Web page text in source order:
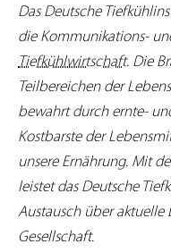
Das Deutsche
die Kommunikations-
Tiefkühlwirtschaft. Die
Teilbereichen der
bewahrt durch ernte-
Kostbarste der
unsere Ernährung. Mit
leistet das Deutsche
Austausch über
Gesellschaft.